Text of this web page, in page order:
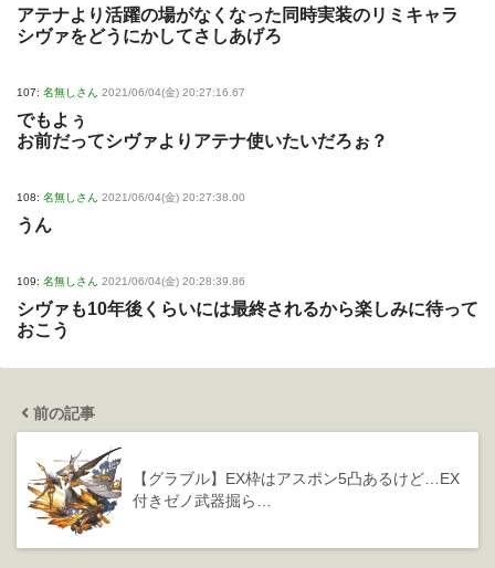
アテナより活躍の場がなくなった同時実装のリミキャラ
シヴァをどうにかしてさしあげろ
107: 名無しさん 2021/06/04(金) 20:27:16.67
でもよぅ
お前だってシヴァよりアテナ使いたいだろぉ？
108: 名無しさん 2021/06/04(金) 20:27:38.00
うん
109: 名無しさん 2021/06/04(金) 20:28:39.86
シヴァも10年後くらいには最終されるから楽しみに待って
おこう
前の記事
【グラブル】EX枠はアスポン5凸あるけど…EX
付きゼノ武器掘ら…